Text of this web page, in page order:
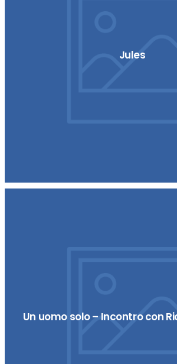
Jules
Un uomo solo – Incontro con